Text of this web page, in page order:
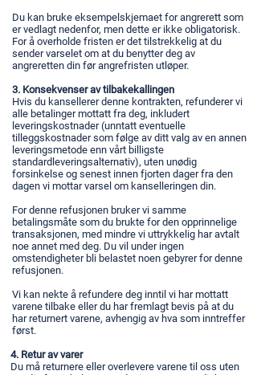
Du kan bruke eksempelskjemaet for angrerett som
er vedlagt nedenfor, men dette er ikke obligatorisk.
For å overholde fristen er det tilstrekkelig at du
sender varselet om at du benytter deg av
angreretten din før angrefristen utløper.
3. Konsekvenser av tilbakekallingen
Hvis du kansellerer denne kontrakten, refunderer vi
alle betalinger mottatt fra deg, inkludert
leveringskostnader (unntatt eventuelle
tilleggskostnader som følge av ditt valg av en annen
leveringsmetode enn vårt billigste
standardleveringsalternativ), uten unødig
forsinkelse og senest innen fjorten dager fra den
dagen vi mottar varsel om kanselleringen din.
For denne refusjonen bruker vi samme
betalingsmåte som du brukte for den opprinnelige
transaksjonen, med mindre vi uttrykkelig har avtalt
noe annet med deg. Du vil under ingen
omstendigheter bli belastet noen gebyrer for denne
refusjonen.
Vi kan nekte å refundere deg inntil vi har mottatt
varene tilbake eller du har fremlagt bevis på at du
har returnert varene, avhengig av hva som inntreffer
først.
4. Retur av varer
Du må returnere eller overlevere varene til oss uten